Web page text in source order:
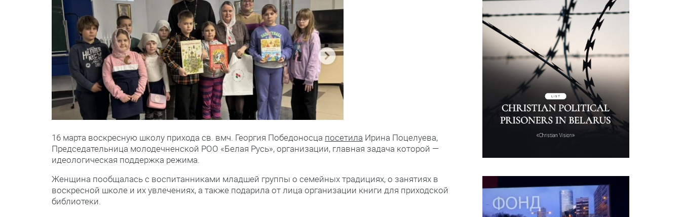
16 марта воскресную школу прихода св. вмч. Георгия Победоносца посетила Ирина Поцелуева,
Председательница молодечненской РОО «Белая Русь», организации, главная задача которой —
идеологическая поддержка режима.
Женщина пообщалась с воспитанниками младшей группы о семейных традициях, о занятиях в
воскресной школе и их увлечениях, а также подарила от лица организации книги для приходской
библиотеки.